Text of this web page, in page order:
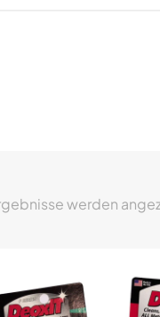
werden